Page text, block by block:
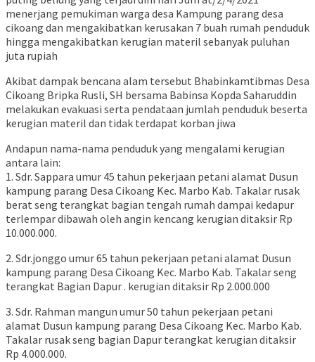
menerjang pemukiman warga desa Kampung parang desa
cikoang dan mengakibatkan kerusakan 7 buah rumah penduduk
hingga mengakibatkan kerugian materil sebanyak puluhan
juta rupiah
Akibat dampak bencana alam tersebut Bhabinkamtibmas Desa
Cikoang Bripka Rusli, SH bersama Babinsa Kopda Saharuddin
melakukan evakuasi serta pendataan jumlah penduduk beserta
kerugian materil dan tidak terdapat korban jiwa
Andapun nama-nama penduduk yang mengalami kerugian
antara lain:
1. Sdr. Sappara umur 45 tahun pekerjaan petani alamat Dusun
kampung parang Desa Cikoang Kec. Marbo Kab. Takalar rusak
berat seng terangkat bagian tengah rumah dampai kedapur
terlempar dibawah oleh angin kencang kerugian ditaksir Rp
10.000.000.
2. Sdr.jonggo umur 65 tahun pekerjaan petani alamat Dusun
kampung parang Desa Cikoang Kec. Marbo Kab. Takalar seng
terangkat Bagian Dapur . kerugian ditaksir Rp 2.000.000
3. Sdr. Rahman mangun umur 50 tahun pekerjaan petani
alamat Dusun kampung parang Desa Cikoang Kec. Marbo Kab.
Takalar rusak seng bagian Dapur terangkat kerugian ditaksir
Rp 4.000.000.